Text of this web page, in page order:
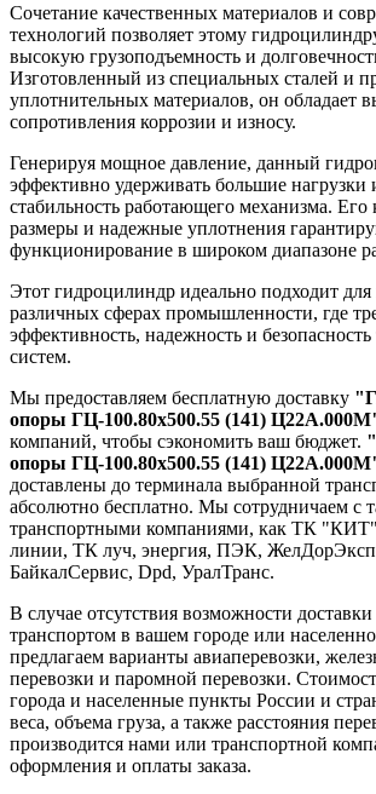
Сочетание качественных материалов и
технологий позволяет этому
высокую грузоподъемность и
Изготовленный из специальных сталей и
уплотнительных материалов, он обладает
сопротивления коррозии и износу.
Генерируя мощное давление, данный
эффективно удерживать большие нагрузки
стабильность работающего механизма. Его
размеры и надежные уплотнения
функционирование в широком диапазоне
Этот гидроцилиндр идеально подходит
различных сферах промышленности, где
эффективность, надежность и
систем.
Мы предоставляем бесплатную доставку
опоры ГЦ-100.80х500.55 (141)
компаний, чтобы сэкономить ваш бюджет.
опоры ГЦ-100.80х500.55 (141)
доставлены до терминала выбранной
абсолютно бесплатно. Мы сотрудничаем с
транспортными компаниями, как ТК
линии, ТК луч, энергия, ПЭК,
БайкалСервис, Dpd, УралТранс.
В случае отсутствия возможности
транспортом в вашем городе или
предлагаем варианты авиаперевозки,
перевозки и паромной перевозки.
города и населенные пункты России и
веса, объема груза, а также расстояния
производится нами или транспортной
оформления и оплаты заказа.